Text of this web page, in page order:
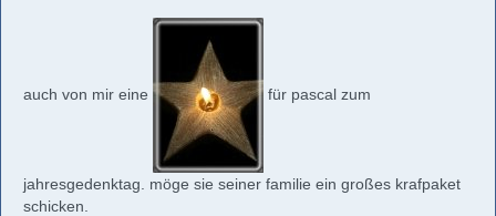
auch von mir eine für pascal zum
jahresgedenktag. möge sie seiner familie ein großes krafpaket
schicken.